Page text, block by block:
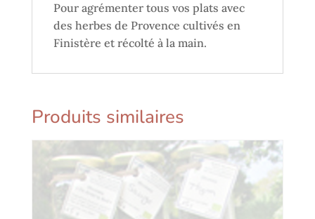
Pour agrémenter tous vos plats avec
des herbes de Provence cultivés en
Finistère et récolté à la main.
Produits similaires